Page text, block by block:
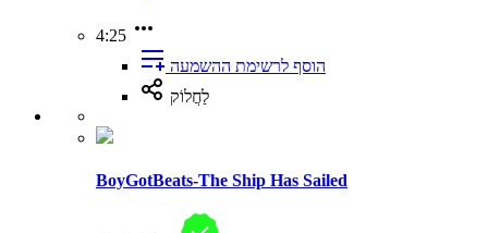
4:25
הוסף לרשימת ההשמעה
לַחֲלוֹק
BoyGotBeats-The Ship Has Sailed